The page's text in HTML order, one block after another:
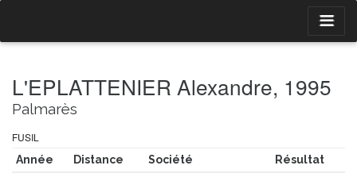
L'EPLATTENIER Alexandre, 1995
Palmarès
FUSIL
Année Distance Société
Résultat